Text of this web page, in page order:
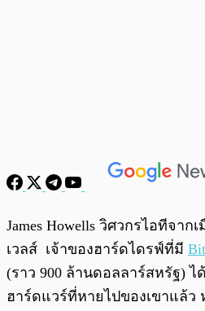
James Howells วิศวกรไอทีจาก
เวลส์ เจ้าของฮาร์ดไดรฟ์ที่มี
(ราว 900 ล้านดอลลาร์สหรัฐ)
ฮาร์ดแวร์ที่หายไปของเขาแล้ว